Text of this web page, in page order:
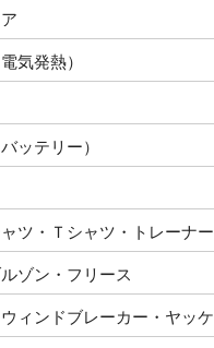
気発熱）
ッテリー）
ツ・Ｔシャツ・トレーナー
ゾン・フリース
ィンドブレーカー・ヤッケ